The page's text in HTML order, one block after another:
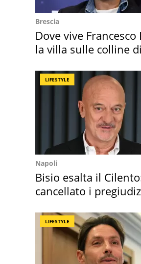
Brescia
Dove vive Francesco
la villa sulle colline di
LIFESTYLE
Napoli
Bisio esalta il
cancellato i
LIFESTYLE